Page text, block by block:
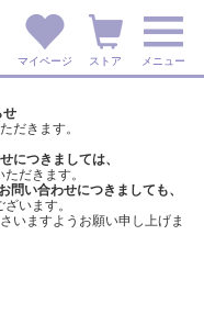
マイページ ストア メニュー
せ
だきます。
につきましては、
だきます。
お問い合わせにつきましても、
います。
いますようお願い申し上げま